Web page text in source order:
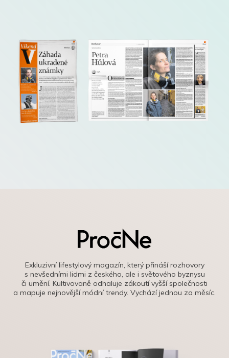
Exkluzivní lifestylový magazín, který přináší rozhovory
s nevšedními lidmi z českého, ale i světového byznysu
či umění. Kultivovaně odhaluje zákoutí vyšší společnosti
a mapuje nejnovější módní trendy. Vychází jednou za měsíc.